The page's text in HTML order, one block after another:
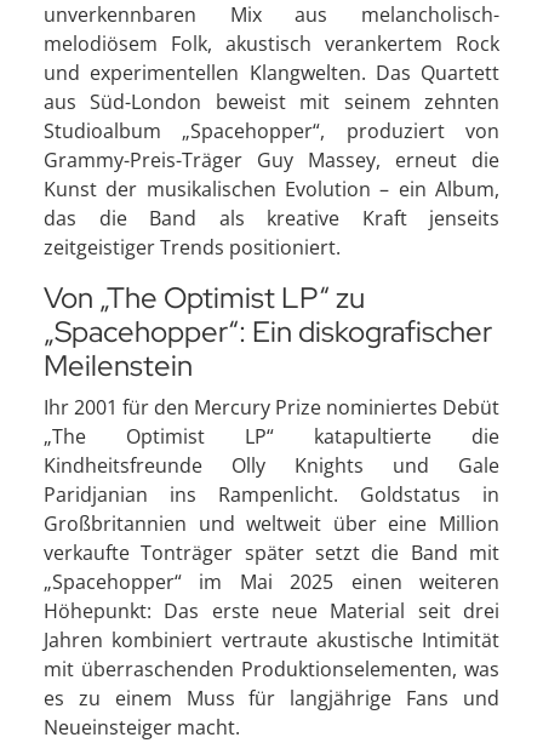
unverkennbaren Mix aus melancholisch-
melodiösem Folk, akustisch verankertem Rock
und experimentellen Klangwelten. Das Quartett
aus Süd-London beweist mit seinem zehnten
Studioalbum „Spacehopper“, produziert von
Grammy-Preis-Träger Guy Massey, erneut die
Kunst der musikalischen Evolution – ein Album,
das die Band als kreative Kraft jenseits
zeitgeistiger Trends positioniert.
Von „The Optimist LP“ zu
„Spacehopper“: Ein diskografischer
Meilenstein
Ihr 2001 für den Mercury Prize nominiertes Debüt
„The Optimist LP“ katapultierte die
Kindheitsfreunde Olly Knights und Gale
Paridjanian ins Rampenlicht. Goldstatus in
Großbritannien und weltweit über eine Million
verkaufte Tonträger später setzt die Band mit
„Spacehopper“ im Mai 2025 einen weiteren
Höhepunkt: Das erste neue Material seit drei
Jahren kombiniert vertraute akustische Intimität
mit überraschenden Produktionselementen, was
es zu einem Muss für langjährige Fans und
Neueinsteiger macht.